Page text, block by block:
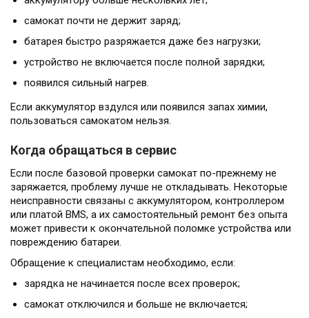
самокат почти не держит заряд;
батарея быстро разряжается даже без нагрузки;
устройство не включается после полной зарядки;
появился сильный нагрев.
Если аккумулятор вздулся или появился запах химии,
пользоваться самокатом нельзя.
Когда обращаться в сервис
Если после базовой проверки самокат по-прежнему не
заряжается, проблему лучше не откладывать. Некоторые
неисправности связаны с аккумулятором, контроллером
или платой BMS, а их самостоятельный ремонт без опыта
может привести к окончательной поломке устройства или
повреждению батареи.
Обращение к специалистам необходимо, если:
зарядка не начинается после всех проверок;
самокат отключился и больше не включается;